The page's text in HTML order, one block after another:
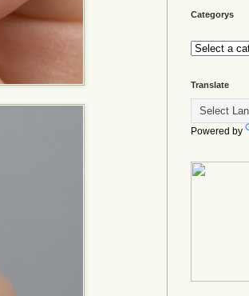
Categorys
Translate
Powered by